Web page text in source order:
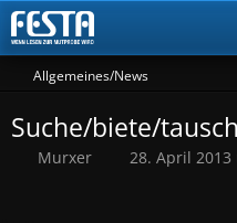
Allgemeines/News
Suche/biete/
Murxer 28. April 2013